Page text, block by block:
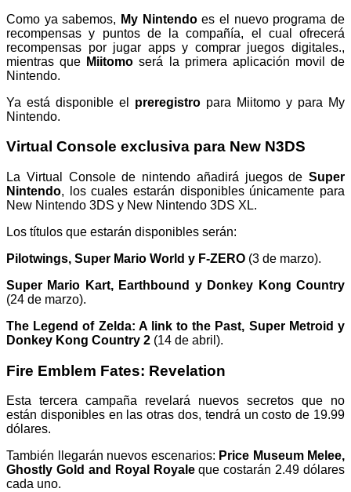
Como ya sabemos, My Nintendoes el nuevo programa de
recompensas y puntos de la compañía, el cual ofrecerá
recompensas por jugar apps y comprar juegos digitales.,
mientras que Miitomo será la primera aplicación movil de
Nintendo.
Ya está disponible el preregistro para Miitomo y para My
Nintendo.
Virtual Console exclusiva para New N3DS
La Virtual Console de nintendo añadirá juegos de Super
Nintendo, los cuales estarán disponibles únicamente para
New Nintendo 3DS y New Nintendo 3DS XL.
Los títulos que estarán disponibles serán:
Pilotwings, Super Mario World y F-ZERO (3 de marzo).
Super Mario Kart, Earthbound y Donkey Kong Country
(24 de marzo).
The Legend of Zelda: A link to the Past, Super Metroid y
Donkey Kong Country 2 (14 de abril).
Fire Emblem Fates: Revelation
Esta tercera campaña revelará nuevos secretos que no
están disponibles en las otras dos, tendrá un costo de 19.99
dólares.
También llegarán nuevos escenarios: Price Museum Melee,
Ghostly Gold and Royal Royaleque costarán 2.49 dólares
cada uno.